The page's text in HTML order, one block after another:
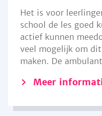
Het is voor
school de les goed
actief kunnen
veel mogelijk om
maken. De
Meer